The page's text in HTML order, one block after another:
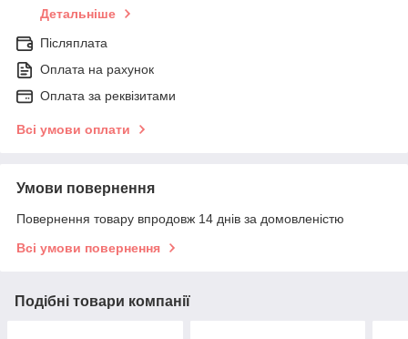
Детальніше
Післяплата
Оплата на рахунок
Оплата за реквізитами
Всі умови оплати
Умови повернення
Повернення товару впродовж 14 днів за домовленістю
Всі умови повернення
Подібні товари компанії